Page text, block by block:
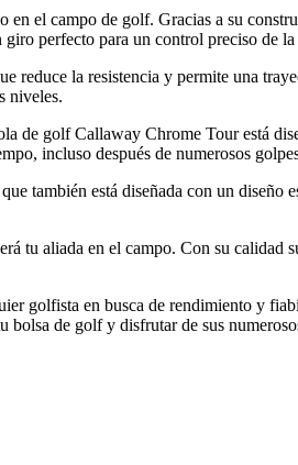
el campo de golf. Gracias a su
perfecto para un control preciso de la
la resistencia y permite una
niveles.
de golf Callaway Chrome Tour está
incluso después de numerosos
también está diseñada con un diseño
tu aliada en el campo. Con su
golfista en busca de rendimiento y
bolsa de golf y disfrutar de sus